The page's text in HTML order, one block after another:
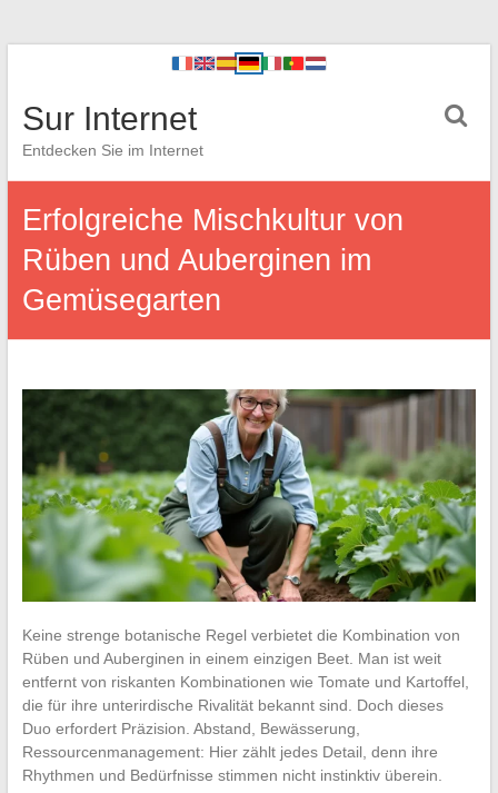
Sur Internet
Entdecken Sie im Internet
Erfolgreiche Mischkultur von
Rüben und Auberginen im
Gemüsegarten
Keine strenge botanische Regel verbietet die Kombination von
Rüben und Auberginen in einem einzigen Beet. Man ist weit
entfernt von riskanten Kombinationen wie Tomate und Kartoffel,
die für ihre unterirdische Rivalität bekannt sind. Doch dieses
Duo erfordert Präzision. Abstand, Bewässerung,
Ressourcenmanagement: Hier zählt jedes Detail, denn ihre
Rhythmen und Bedürfnisse stimmen nicht instinktiv überein.